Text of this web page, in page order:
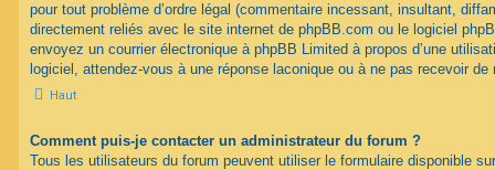
pour tout problème d’ordre légal (commentaire incessant, insultant,
directement reliés avec le site internet de phpBB.com ou le logiciel
envoyez un courrier électronique à phpBB Limited à propos d’une
logiciel, attendez-vous à une réponse laconique ou à ne pas recevoir de
Haut
Comment puis-je contacter un administrateur du forum ?
Tous les utilisateurs du forum peuvent utiliser le formulaire disponible